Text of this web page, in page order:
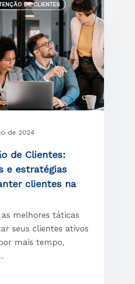
DE CLIENTES
de 2024
de Clientes:
e estratégias
clientes na
melhores táticas
seus clientes ativos
mais tempo,